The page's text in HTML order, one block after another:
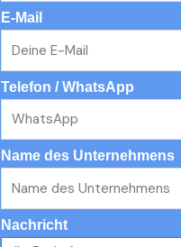
E-Mail
Telefon / WhatsApp
Name des Unternehmens
Nachricht